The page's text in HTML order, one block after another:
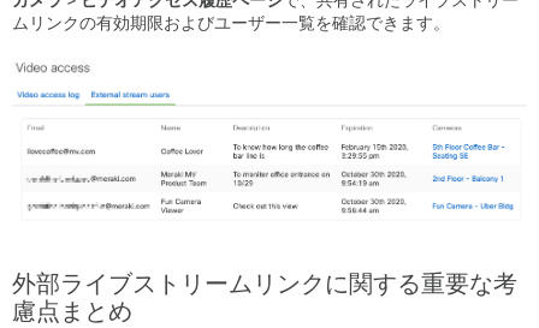
ムリンクの有効期限およびユーザー一覧を確認できます。
外部ライブストリームリンクに関する重要な考
慮点まとめ